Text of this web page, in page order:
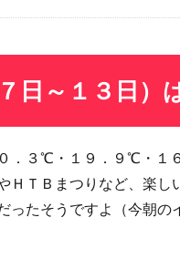
日～１３日）
．３℃・１９．９℃・
ＨＴＢまつりなど、楽し
ったそうですよ（今朝の